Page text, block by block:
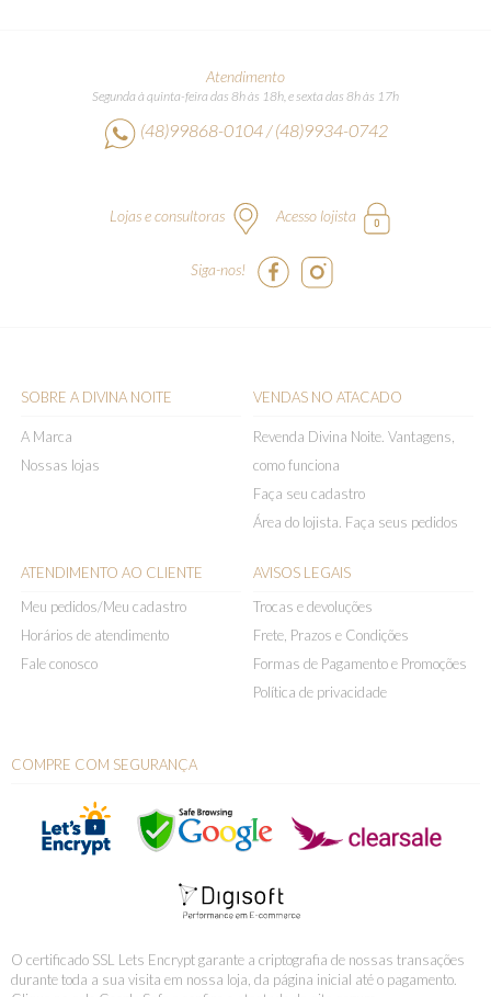
Atendimento
Segunda à quinta-feira das 8h às 18h, e sexta das 8h às 17h
(48)99868-0104 / (48)9934-0742
Lojas e consultoras Acesso lojista
Siga-nos!
SOBRE A DIVINA NOITE
A Marca
Nossas lojas
VENDAS NO ATACADO
Revenda Divina Noite. Vantagens,
como funciona
Faça seu cadastro
Área do lojista. Faça seus pedidos
ATENDIMENTO AO CLIENTE
Meu pedidos/Meu cadastro
Horários de atendimento
Fale conosco
AVISOS LEGAIS
Trocas e devoluções
Frete, Prazos e Condições
Formas de Pagamento e Promoções
Política de privacidade
COMPRE COM SEGURANÇA
O certificado SSL Lets Encrypt garante a criptografia de nossas transações
durante toda a sua visita em nossa loja, da página inicial até o pagamento.